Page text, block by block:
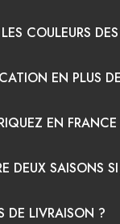
COULEURS
EN PLUS
EN
DEUX SAISONS
DE LIVRAISON ?